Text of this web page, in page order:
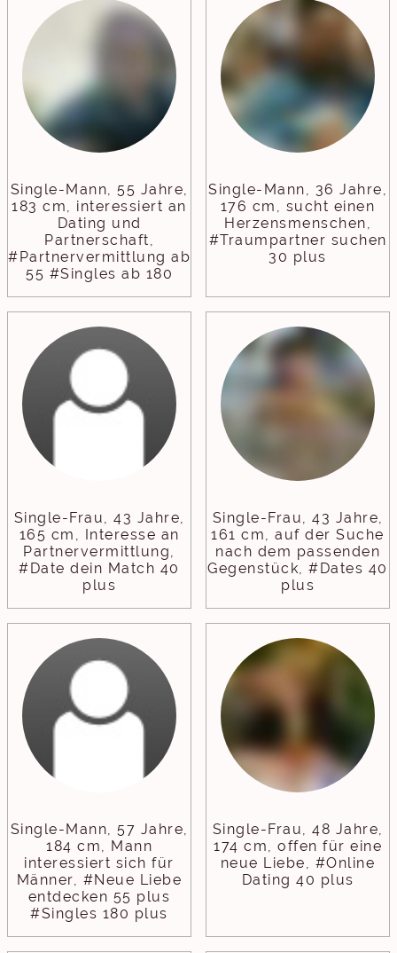
Single-Mann, 55 Jahre,
183 cm, interessiert an
Dating und
Partnerschaft,
#Partnervermittlung ab
55 #Singles ab 180
Single-Mann, 36 Jahre,
176 cm, sucht einen
Herzensmenschen,
#Traumpartner suchen
30 plus
Single-Frau, 43 Jahre,
165 cm, Interesse an
Partnervermittlung,
#Date dein Match 40
plus
Single-Frau, 43 Jahre,
161 cm, auf der Suche
nach dem passenden
Gegenstück, #Dates 40
plus
Single-Mann, 57 Jahre,
184 cm, Mann
interessiert sich für
Männer, #Neue Liebe
entdecken 55 plus
#Singles 180 plus
Single-Frau, 48 Jahre,
174 cm, offen für eine
neue Liebe, #Online
Dating 40 plus